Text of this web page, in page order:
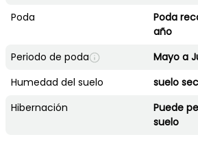
Poda
Poda
año
Periodo de poda
Mayo a
Humedad del suelo
suelo
Hibernación
Puede
suelo